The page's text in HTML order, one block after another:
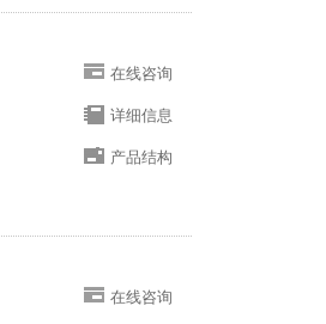
在线咨询
详细信息
产品结构
在线咨询